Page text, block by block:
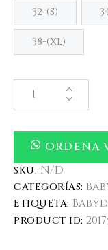
32-(S)
38-(XL)
ORDENA
SKU: N/D
CATEGORÍAS:
ETIQUETA:
PRODUCT ID: